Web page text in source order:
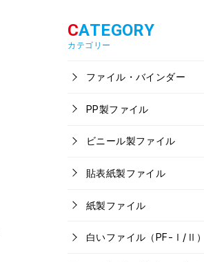
カテゴリー
ファイル・バインダー
PP製ファイル
ビニール製ファイル
貼表紙製ファイル
紙製ファイル
白いファイル（PF-Ⅰ/Ⅱ）